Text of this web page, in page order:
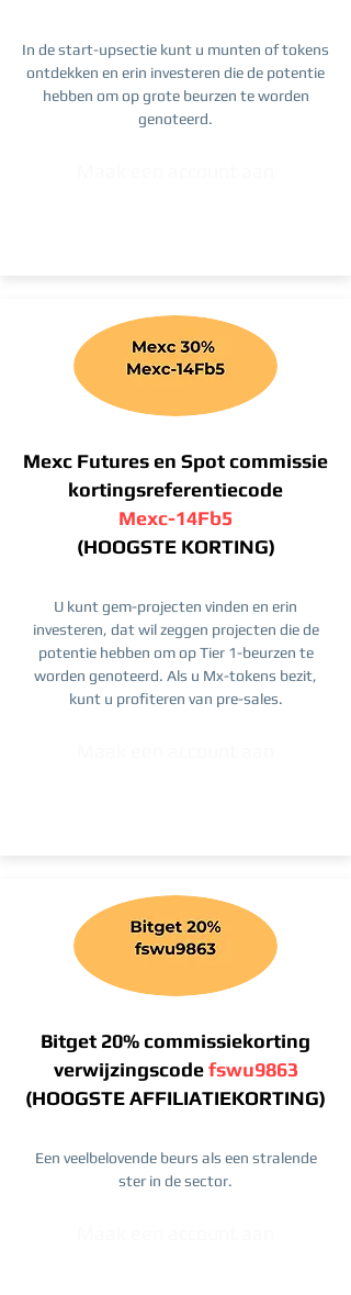
In de start-upsectie kunt u munten of tokens
ontdekken en erin investeren die de potentie
hebben om op grote beurzen te worden
genoteerd.
Mexc Futures en Spot commissie
kortingsreferentiecode
Mexc-14Fb5
(HOOGSTE KORTING)
U kunt gem-projecten vinden en erin
investeren, dat wil zeggen projecten die de
potentie hebben om op Tier 1-beurzen te
worden genoteerd. Als u Mx-tokens bezit,
kunt u profiteren van pre-sales.
Bitget 20% commissiekorting
verwijzingscodefswu9863
(HOOGSTE AFFILIATIEKORTING)
Een veelbelovende beurs als een stralende
ster in de sector.